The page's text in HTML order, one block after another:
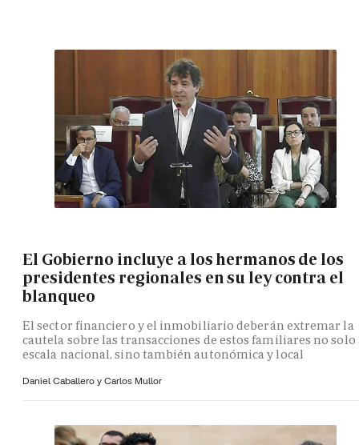
El Gobierno incluye a los hermanos de los
presidentes regionales en su ley contra el
blanqueo
El sector financiero y el inmobiliario deberán extremar la
cautela sobre las transacciones de estos familiares no solo
escala nacional, sino también autonómica y local
Daniel Caballero y Carlos Mullor